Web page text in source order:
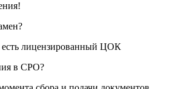
есть лицензированный ЦОК
в СРО?